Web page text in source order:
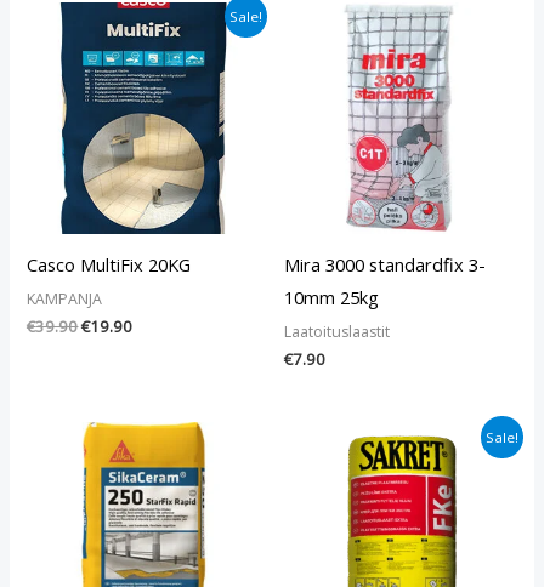
Sale!
Casco MultiFix 20KG
KAMPANJA
€39.90
Alkuperäinen
hinta
oli:
€39.90.
€19.90
Nykyinen
hinta
on:
€19.90.
Mira 3000 standardfix 3-
10mm 25kg
Laatoituslaastit
€7.90
Sale!
Alkuperäinen
hinta
oli:
€11.90.
Nykyinen
hinta
on:
€9.90.